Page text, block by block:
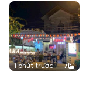
1 phút trước 7